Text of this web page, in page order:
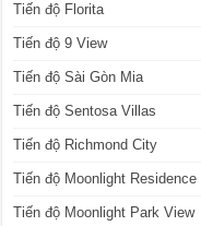
Tiến độ Florita
Tiến độ 9 View
Tiến độ Sài Gòn Mia
Tiến độ Sentosa Villas
Tiến độ Richmond City
Tiến độ Moonlight Residence
Tiến độ Moonlight Park View